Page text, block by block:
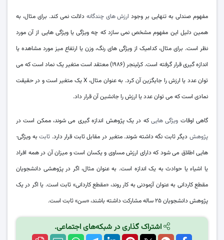
مفهوم صندلی به تنهایی بر وجود ارزش­ های چندگانه دلالت نمی­ کند. برای مثال، به
همین دلیل این مفهوم مشخص نمی­ سازد که چه ویژگی یا ویژگی­ هایی از آن مورد
نظر است. برای مثال، کدام­یک از ویژگی­ های رنگ، وزن یا ارتفاع میز مورد مشاهده یا
اندازه­ گیری قرار گرفته است. کرلینجر (۱۹۸۶) معتقد است متغیر یک نماد است که می
­توان عدد یا ارزش را جایگزین آن کرد. به عنوان مثال، X یک متغیر است و در حقیقت
نمادی است که می ­توان عدد یا ارزش را جانشین آن قرار داد.
گاهی اوقات ویژگی­ هایی که در یک پژوهش اندازه­ گیری می­ شوند، ممکن است در
پژوهشدیگر ثابت نگه داشته شوند. متغیر در مقابل ثابت قرار دارد. ثابتبه ویژگی­
هایی اطلاق می ­شود که دارای ارزش مساوی و یکسان است و میزان آن در همه افراد
یا اشیاء یا حوادث به یک اندازه است. به عنوان مثال، اگر در پژوهشی دانشجویان
مقطع کاردانی به عنوان آزمودنی به کار روند، «مقطع کاردانی» ثابت است. یا اگر در یک
پژوهش دانشجویان ۲۵ ساله مشارکت داشته باشند، «سن» ثابت است.
اشتراک گذاری در شبکه‌های اجتماعی.